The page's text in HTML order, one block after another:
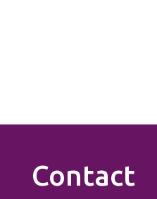
Contact